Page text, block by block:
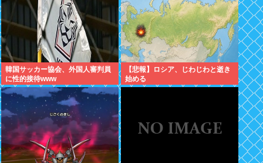
韓国サッカー協会、外国人審判員
に性的接待www
【悲報】ロシア、じわじわと逝き
始める